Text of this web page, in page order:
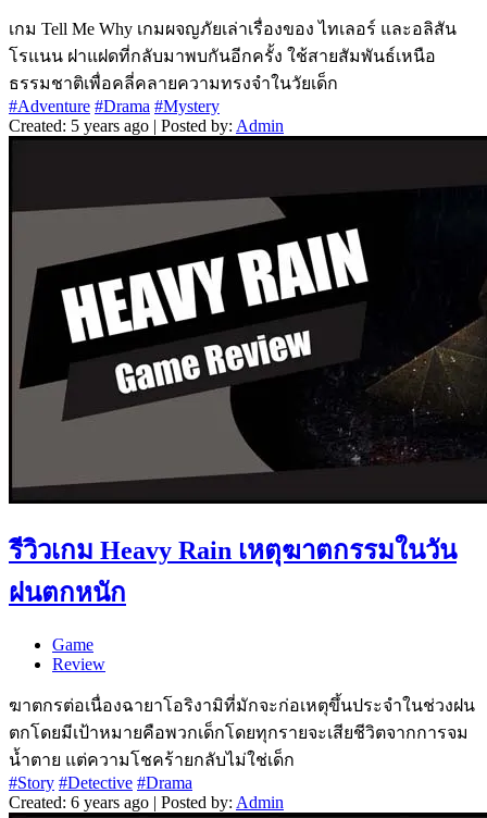
เกม Tell Me Why เกมผจญภัยเล่าเรื่องของ ไทเลอร์ และอลิสัน
โรแนน ฝาแฝดที่กลับมาพบกันอีกครั้ง ใช้สายสัมพันธ์เหนือ
ธรรมชาติเพื่อคลี่คลายความทรงจำในวัยเด็ก
#Adventure #Drama #Mystery
Created: 5 years ago | Posted by: Admin
รีวิวเกม Heavy Rain เหตุฆาตกรรมในวัน
ฝนตกหนัก
Game
Review
ฆาตกรต่อเนื่องฉายาโอริงามิที่มักจะก่อเหตุขึ้นประจำในช่วงฝน
ตกโดยมีเป้าหมายคือพวกเด็กโดยทุกรายจะเสียชีวิตจากการจม
น้ำตาย แต่ความโชคร้ายกลับไม่ใช่เด็ก
#Story #Detective #Drama
Created: 6 years ago | Posted by: Admin